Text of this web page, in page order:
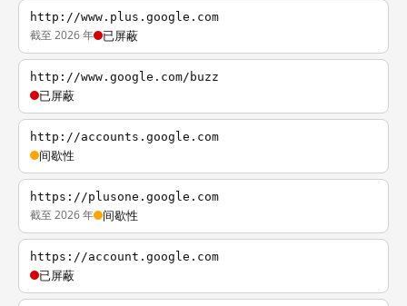
http://www.plus.google.com
截至 2026 年 已屏蔽
http://www.google.com/buzz
已屏蔽
http://accounts.google.com
间歇性
https://plusone.google.com
截至 2026 年 间歇性
https://account.google.com
已屏蔽